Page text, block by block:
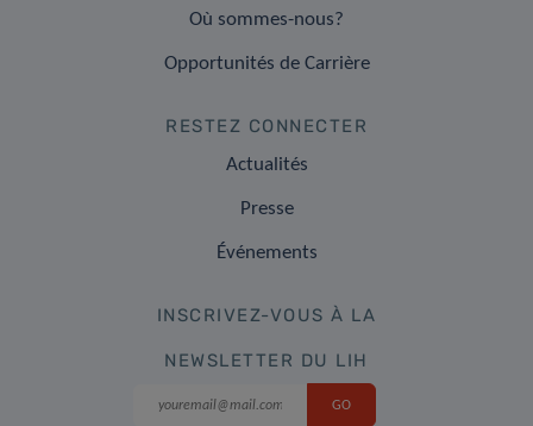
Où sommes-nous?
Opportunités de Carrière
RESTEZ CONNECTER
Actualités
Presse
Événements
INSCRIVEZ-VOUS À LA
NEWSLETTER DU LIH